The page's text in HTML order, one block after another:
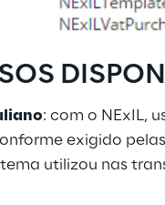
: com o NExIL,
exigido
utilizou nas